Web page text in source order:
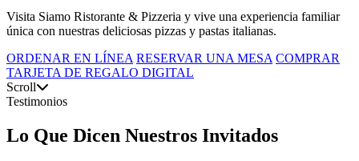
Visita Siamo Ristorante & Pizzeria y vive una experiencia familiar
única con nuestras deliciosas pizzas y pastas italianas.
ORDENAR EN LÍNEA RESERVAR UNA MESA COMPRAR
TARJETA DE REGALO DIGITAL
Scroll
Testimonios
Lo Que Dicen Nuestros Invitados